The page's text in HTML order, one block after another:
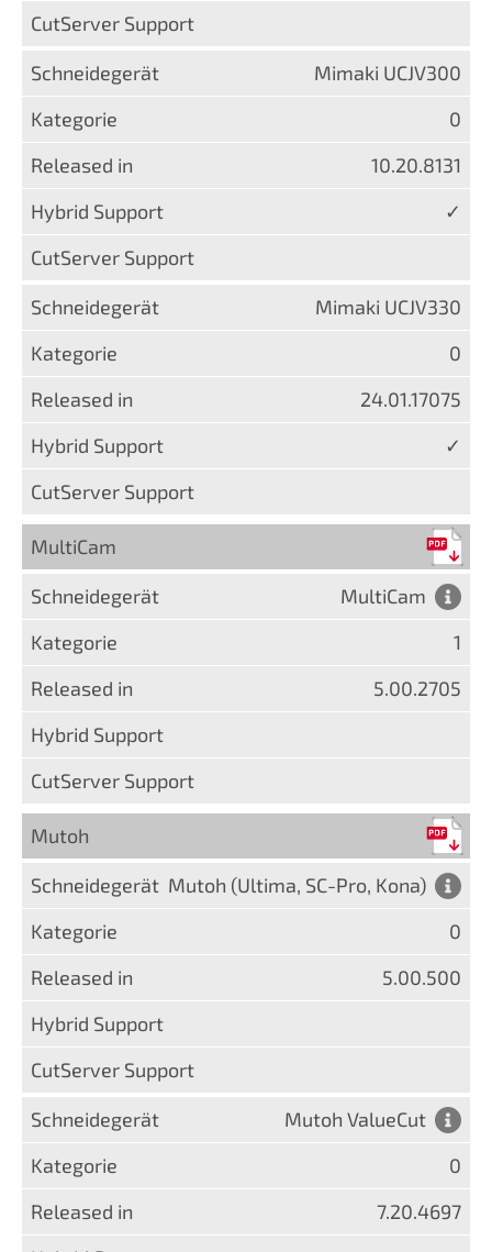
Mimaki UCJV300
0
10.20.8131
✓
Mimaki UCJV330
0
24.01.17075
✓
MultiCam
MultiCam
1
5.00.2705
Mutoh
Mutoh (Ultima, SC-Pro, Kona)
0
5.00.500
Mutoh ValueCut
0
7.20.4697